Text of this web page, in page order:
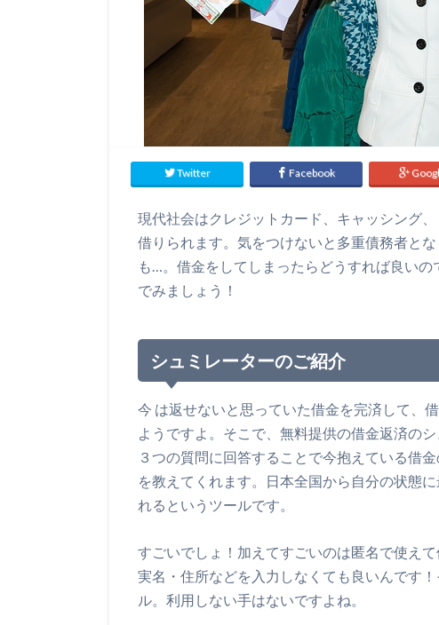
Twitter Facebook
現代社会はクレジットカード、キャッシング
借りられます。気をつけないと多重債務者と
も…。借金をしてしまったらどうすれば良い
でみましょう！
シュミレーターのご紹介
今 は返せないと思っていた借金を完済して、
ようですよ。そこで、無料提供の借金返済の
３つの質問に回答することで今抱えている借
を教えてくれます。日本全国から自分の状態
れるというツールです。
すごいでしょ！加えてすごいのは匿名で使え
実名・住所などを入力しなくても良いんです
ル。利用しない手はないですよね。